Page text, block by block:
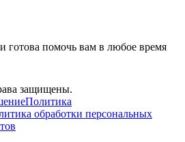
готова помочь вам в любое время
защищены.
Политика
обработки персональных